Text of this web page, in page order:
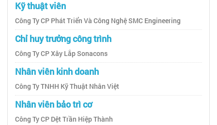
Kỹ thuật viên
Công Ty CP Phát Triển Và Công Nghệ SMC Engineering
Chỉ huy trưởng công trình
Công Ty CP Xây Lắp Sonacons
Nhân viên kinh doanh
Công Ty TNHH Kỹ Thuật Nhân Việt
Nhân viên bảo trì cơ
Công Ty CP Dệt Trần Hiệp Thành